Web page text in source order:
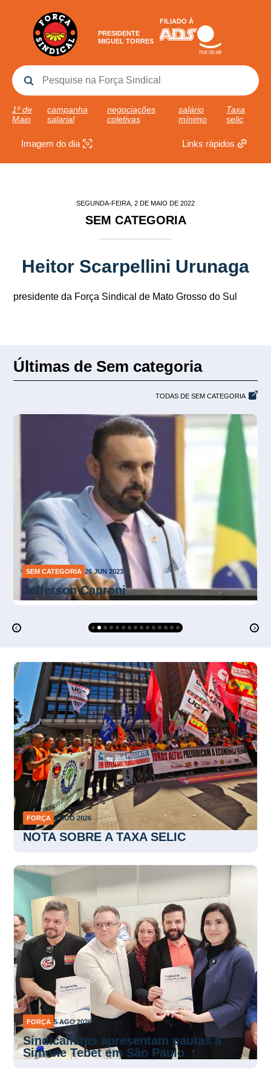
PRESIDENTE
MIGUEL TORRES
FILIADO À
1º de
Maio
campanha
salarial
negociações
coletivas
salário
mínimo
Taxa
selic
Imagem do dia Links rápidos
SEGUNDA-FEIRA, 2 DE MAIO DE 2022
SEM CATEGORIA
Heitor Scarpellini Urunaga
presidente da Força Sindical de Mato Grosso do Sul
Últimas de Sem categoria
TODAS DE SEM CATEGORIA
SEM CATEGORIA 27 ABR 2023
Francisco Gérson Marques de Lima
FORÇA 5 AGO 2026
NOTA SOBRE A TAXA SELIC
FORÇA 5 AGO 2026
Sindicalistas apresentam pautas a
Simone Tebet em São Paulo